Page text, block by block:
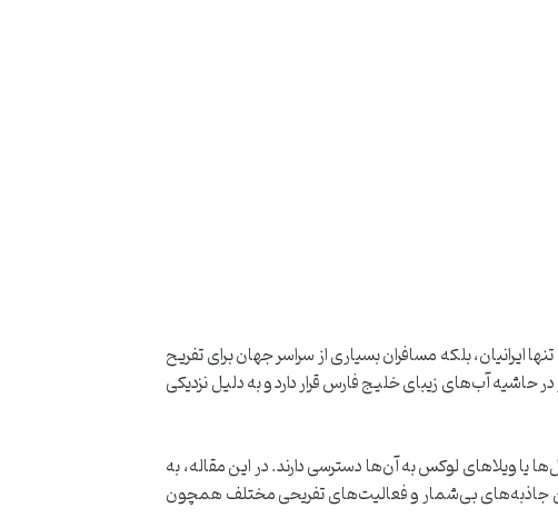
ایرانیان، بلکه مسافران بسیاری از سراسر جهان برای تفریح
آب‌های زیبای خلیج فارس قرار دارد و به دلیل نزدیکی
یا ویلاهای لوکس به آن‌ها دسترسی دارند. در این مقاله، به
جاذبه‌های بی‌شمار و فعالیت‌های تفریحی مختلف همچون